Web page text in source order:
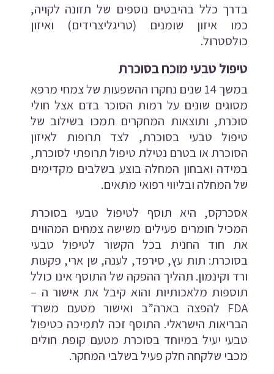
בדרך כלל בהיבטים נוספים של תזונה לקויה,
כמו איזון שומנים (טריגליצרידים) ואיזון
כולסטרול.
טיפול טבעי מוכח בסוכרת
במשך 14 שנים נחקרו ההשפעות של צמחי מרפא
מסוגים שונים על רמות הסוכר בדם אצל חולי
סוכרת, ותוצאות המחקרים תמכו בשילוב של
טיפול טבעי בסוכרת, לצד תרופות לאיזון
הסוכרת או בטרם נטילת טיפול תרופתי לסוכרת,
במידה ואבחון המחלה בוצע בשלבים מקדימים
של המחלה ובליווי רפואי מתאים.
אסכרקס, היא תוסף לטיפול טבעי בסוכרת
המכיל חומרים פעילים משישה צמחים המהווים
את חוד החנית בכל הקשור לטיפול טבעי
בסוכרת: תות עץ, סירפד, לענה, שן ארי, פקעות
ורד וקינמון. תהליך ההפקה של התוסף אינו כולל
תוספות מלאכותיות והוא קיבל את אישור ה –
FDA להפצה בארה”ב ואישור מטעם משרד
הבריאות הישראלי. התוסף זכה לתמיכה כטיפול
טבעי יעיל במיוחד בסוכרת מטעם קופת חולים
מכבי שלקחה חלק פעיל בשלבי המחקר.